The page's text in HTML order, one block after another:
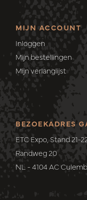
MIJN ACCOUNT
Inloggen
Mijn bestellingen
Mijn verlanglijst
BEZOEKADRES
ETC Expo, Stand 21-
Randweg 20
NL - 4104 AC